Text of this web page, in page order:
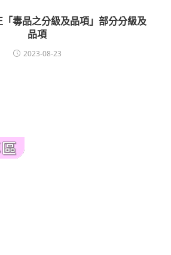
毒品之分級及品項」部分分級及
品項
2023-08-23